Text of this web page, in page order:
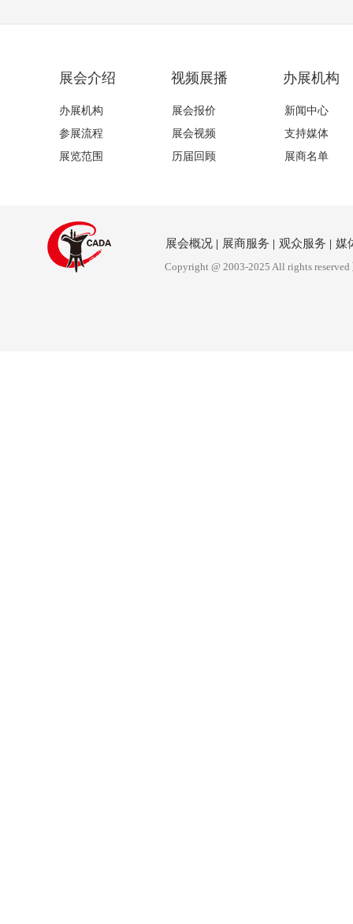
展会介绍 视频展播 办展机构
办展机构 展会报价
新闻中心
参展流程
展会视频
支持媒体
展览范围
历届回顾 展商名单
展会概况 | 展商服务 | 观众服务 | 媒
Copyright @ 2003-2025 All rights reserved